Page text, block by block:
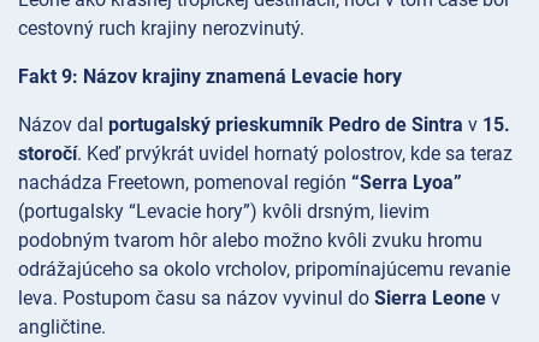
cestovný ruch krajiny nerozvinutý.
Fakt 9: Názov krajiny znamená Levacie hory
Názov dal portugalský prieskumník Pedro de Sintra v 15.
storočí. Keď prvýkrát uvidel hornatý polostrov, kde sa teraz
nachádza Freetown, pomenoval región “Serra Lyoa”
(portugalsky “Levacie hory”) kvôli drsným, lievim
podobným tvarom hôr alebo možno kvôli zvuku hromu
odrážajúceho sa okolo vrcholov, pripomínajúcemu revanie
leva. Postupom času sa názov vyvinul do Sierra Leone v
angličtine.